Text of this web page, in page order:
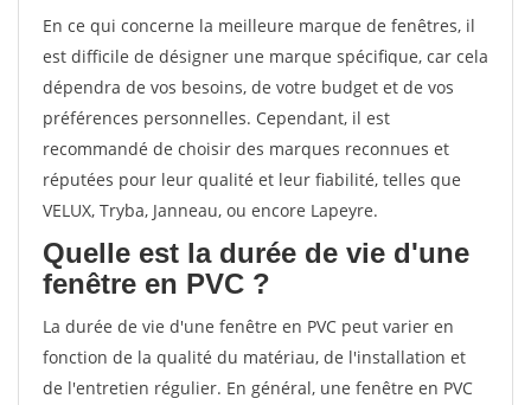
En ce qui concerne la meilleure marque de fenêtres, il
est difficile de désigner une marque spécifique, car cela
dépendra de vos besoins, de votre budget et de vos
préférences personnelles. Cependant, il est
recommandé de choisir des marques reconnues et
réputées pour leur qualité et leur fiabilité, telles que
VELUX, Tryba, Janneau, ou encore Lapeyre.
Quelle est la durée de vie d'une
fenêtre en PVC ?
La durée de vie d'une fenêtre en PVC peut varier en
fonction de la qualité du matériau, de l'installation et
de l'entretien régulier. En général, une fenêtre en PVC